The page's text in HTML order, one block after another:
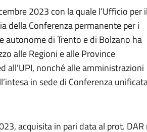
2023 con la quale l’Ufficio per il
della Conferenza permanente per i
autonome di Trento e di Bolzano ha
alle Regioni e alle Province
all’UPI, nonché alle amministrazioni
in sede di Conferenza
acquisita in pari data al prot. DAR